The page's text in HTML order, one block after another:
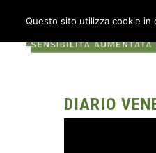
DIARIO
Questo sito utilizza cookie in